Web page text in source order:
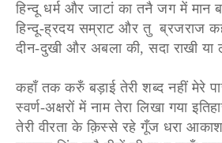
हिन्दू धर्म और जाटां का तनै जग में मान
हिन्दू-ह्रदय सम्राट और तु ब्रजराज
दीन-दुखी और अबला की, सदा राखी
कहाँ तक करुँ बड़ाई तेरी शब्द नहीं मेरे
स्वर्ण-अक्षरों में नाम तेरा लिखा गया
तेरी वीरता के क़िस्से रहे गूँज धरा